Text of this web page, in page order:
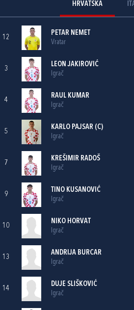
HRVATSKA
12
PETAR NEMET
Vratar
3
LEON JAKIROVIĆ
Igrač
4
RAUL KUMAR
Igrač
5
KARLO PAJSAR (C)
Igrač
7
KREŠIMIR RADOŠ
Igrač
9
TINO KUSANOVIĆ
Igrač
10
NIKO HORVAT
Igrač
13
ANDRIJA BURCAR
Igrač
14
DUJE SLIŠKOVIĆ
Igrač